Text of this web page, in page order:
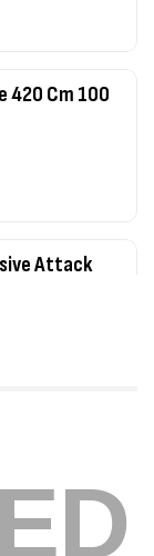
420 Cm 100
Attack